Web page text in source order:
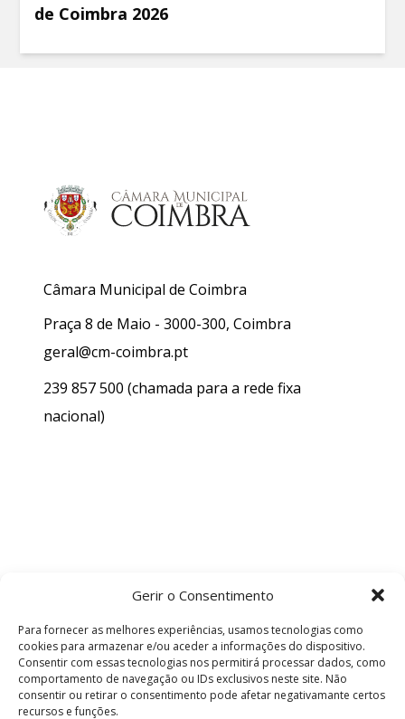
Gerir o Consentimento
Para fornecer as melhores experiências, usamos tecnologias como
cookies para armazenar e/ou aceder a informações do dispositivo.
Consentir com essas tecnologias nos permitirá processar dados, como
comportamento de navegação ou IDs exclusivos neste site. Não
consentir ou retirar o consentimento pode afetar negativamante certos
recursos e funções.
de Coimbra 2026
Câmara Municipal de Coimbra
Praça 8 de Maio - 3000-300, Coimbra
geral@cm-coimbra.pt
239 857 500 (chamada para a rede fixa
nacional)